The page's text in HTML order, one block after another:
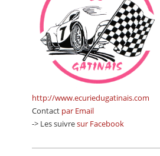
http://www.ecuriedugatinais.com
Contact par Email
-> Les suivresur Facebook